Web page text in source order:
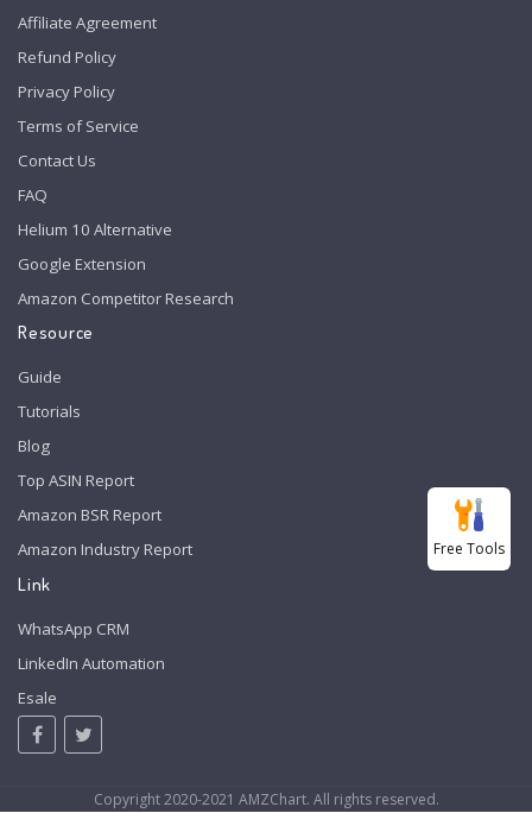
Affiliate Agreement
Refund Policy
Privacy Policy
Terms of Service
Contact Us
FAQ
Helium 10 Alternative
Google Extension
Amazon Competitor Research
Resource
Guide
Tutorials
Blog
Top ASIN Report
Amazon BSR Report
Amazon Industry Report
Link
WhatsApp CRM
LinkedIn Automation
Esale
Copyright 2020-2021 AMZChart. All rights reserved.
Free Tools